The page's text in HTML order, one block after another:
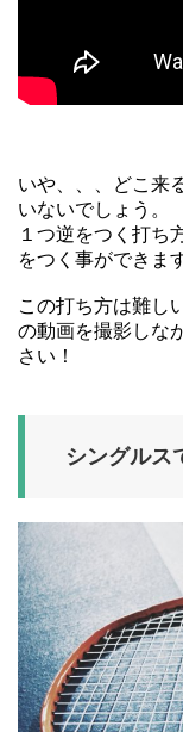
いや、、、どこ来
いないでしょう。
１つ逆をつく打ち
をつく事ができま
この打ち方は難し
の動画を撮影しな
さい！
シングルス